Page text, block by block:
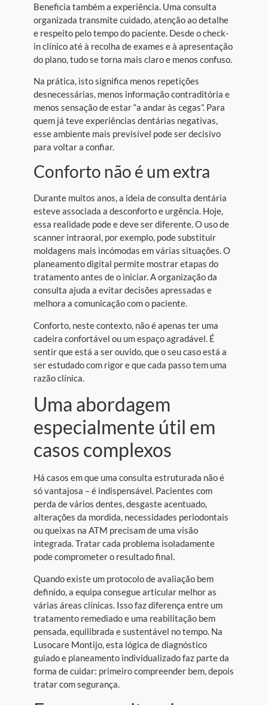
Beneficia também a experiência. Uma consulta
organizada transmite cuidado, atenção ao detalhe
e respeito pelo tempo do paciente. Desde o check-
in clínico até à recolha de exames e à apresentação
do plano, tudo se torna mais claro e menos confuso.
Na prática, isto significa menos repetições
desnecessárias, menos informação contraditória e
menos sensação de estar “a andar às cegas”. Para
quem já teve experiências dentárias negativas,
esse ambiente mais previsível pode ser decisivo
para voltar a confiar.
Conforto não é um extra
Durante muitos anos, a ideia de consulta dentária
esteve associada a desconforto e urgência. Hoje,
essa realidade pode e deve ser diferente. O uso de
scanner intraoral, por exemplo, pode substituir
moldagens mais incómodas em várias situações. O
planeamento digital permite mostrar etapas do
tratamento antes de o iniciar. A organização da
consulta ajuda a evitar decisões apressadas e
melhora a comunicação com o paciente.
Conforto, neste contexto, não é apenas ter uma
cadeira confortável ou um espaço agradável. É
sentir que está a ser ouvido, que o seu caso está a
ser estudado com rigor e que cada passo tem uma
razão clínica.
Uma abordagem
especialmente útil em
casos complexos
Há casos em que uma consulta estruturada não é
só vantajosa – é indispensável. Pacientes com
perda de vários dentes, desgaste acentuado,
alterações da mordida, necessidades periodontais
ou queixas na ATM precisam de uma visão
integrada. Tratar cada problema isoladamente
pode comprometer o resultado final.
Quando existe um protocolo de avaliação bem
definido, a equipa consegue articular melhor as
várias áreas clínicas. Isso faz diferença entre um
tratamento remediado e uma reabilitação bem
pensada, equilibrada e sustentável no tempo. Na
Lusocare Montijo, esta lógica de diagnóstico
guiado e planeamento individualizado faz parte da
forma de cuidar: primeiro compreender bem, depois
tratar com segurança.